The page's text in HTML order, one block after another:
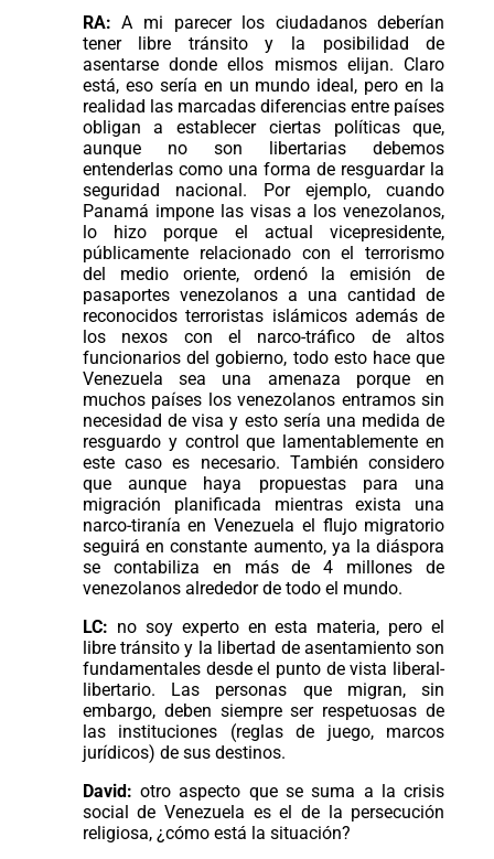
RA:A mi parecer los ciudadanos deberían
tener libre tránsito y la posibilidad de
asentarse donde ellos mismos elijan. Claro
está, eso sería en un mundo ideal, pero en la
realidad las marcadas diferencias entre países
obligan a establecer ciertas políticas que,
aunque no son libertarias debemos
entenderlas como una forma de resguardar la
seguridad nacional. Por ejemplo, cuando
Panamá impone las visas a los venezolanos,
lo hizo porque el actual vicepresidente,
públicamente relacionado con el terrorismo
del medio oriente, ordenó la emisión de
pasaportes venezolanos a una cantidad de
reconocidos terroristas islámicos además de
los nexos con el narco-tráfico de altos
funcionarios del gobierno, todo esto hace que
Venezuela sea una amenaza porque en
muchos países los venezolanos entramos sin
necesidad de visa y esto sería una medida de
resguardo y control que lamentablemente en
este caso es necesario. También considero
que aunque haya propuestas para una
migración planificada mientras exista una
narco-tiranía en Venezuela el flujo migratorio
seguirá en constante aumento, ya la diáspora
se contabiliza en más de 4 millones de
venezolanos alrededor de todo el mundo.
LC: no soy experto en esta materia, pero el
libre tránsito y la libertad de asentamiento son
fundamentales desde el punto de vista liberal-
libertario. Las personas que migran, sin
embargo, deben siempre ser respetuosas de
las instituciones (reglas de juego, marcos
jurídicos) de sus destinos.
David:otro aspecto que se suma a la crisis
social de Venezuela es el de la persecución
religiosa, ¿cómo está la situación?